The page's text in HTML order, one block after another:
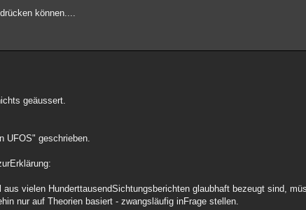
können....
geäussert.
UFOS" geschrieben.
aus vielen HunderttausendSichtungsberichten glaubhaft bezeugt sind,
nur auf Theorien basiert - zwangsläufig inFrage stellen.